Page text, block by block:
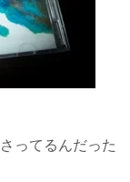
ってるんだった